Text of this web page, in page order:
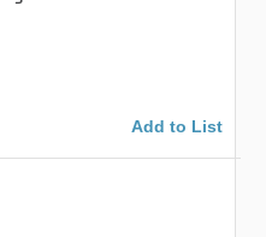
Add to List